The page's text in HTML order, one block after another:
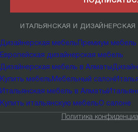
ИТАЛЬЯНСКАЯ И ДИЗАЙНЕРСКАЯ
Дизайнерская мебель Премиум мебель
Европейская дизайнерская мебель
Дизайнерская мебель в Алматы
Купить мебель Мебельный салон
Итальянская мебель в Алматы
Купить итальянскую мебельО салоне
Политика